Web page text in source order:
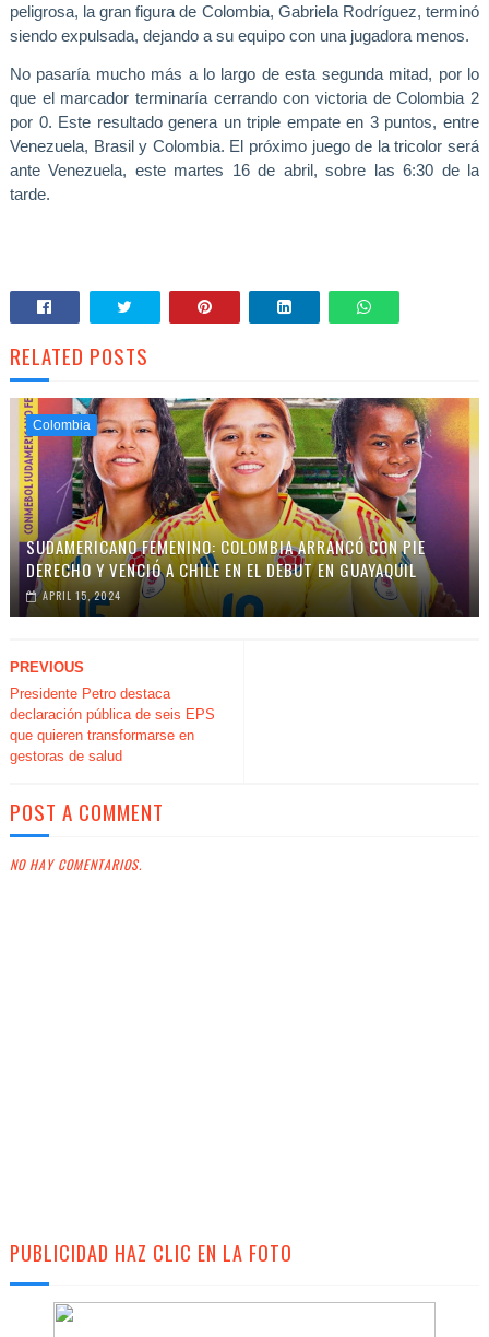
peligrosa, la gran figura de Colombia, Gabriela Rodríguez, terminó
siendo expulsada, dejando a su equipo con una jugadora menos.
No pasaría mucho más a lo largo de esta segunda mitad, por lo
que el marcador terminaría cerrando con victoria de Colombia 2
por 0. Este resultado genera un triple empate en 3 puntos, entre
Venezuela, Brasil y Colombia. El próximo juego de la tricolor será
ante Venezuela, este martes 16 de abril, sobre las 6:30 de la
tarde.
RELATED POSTS
Colombia
SUDAMERICANO FEMENINO: COLOMBIA ARRANCÓ CON PIE
DERECHO Y VENCIÓ A CHILE EN EL DEBUT EN GUAYAQUIL
APRIL 15, 2024
PREVIOUS
Presidente Petro destaca
declaración pública de seis EPS
que quieren transformarse en
gestoras de salud
POST A COMMENT
NO HAY COMENTARIOS.
PUBLICIDAD HAZ CLIC EN LA FOTO